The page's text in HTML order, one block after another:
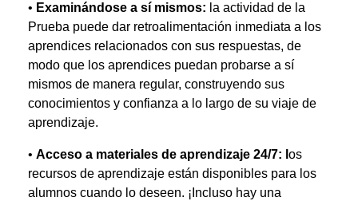
• Examinándose a sí mismos: la actividad de la
Prueba puede dar retroalimentación inmediata a los
aprendices relacionados con sus respuestas, de
modo que los aprendices puedan probarse a sí
mismos de manera regular, construyendo sus
conocimientos y confianza a lo largo de su viaje de
aprendizaje.
• Acceso a materiales de aprendizaje 24/7: l os
recursos de aprendizaje están disponibles para los
alumnos cuando lo deseen. ¡Incluso hay una